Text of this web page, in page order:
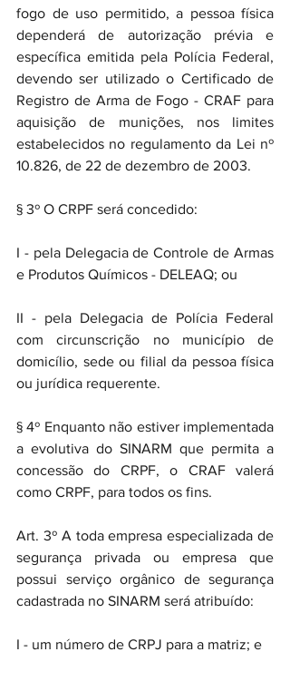
fogo de uso permitido, a pessoa física
dependerá de autorização prévia e
específica emitida pela Polícia Federal,
devendo ser utilizado o Certificado de
Registro de Arma de Fogo - CRAF para
aquisição de munições, nos limites
estabelecidos no regulamento da Lei nº
10.826, de 22 de dezembro de 2003.
§ 3º O CRPF será concedido:
I - pela Delegacia de Controle de Armas
e Produtos Químicos - DELEAQ; ou
II - pela Delegacia de Polícia Federal
com circunscrição no município de
domicílio, sede ou filial da pessoa física
ou jurídica requerente.
§ 4º Enquanto não estiver implementada
a evolutiva do SINARM que permita a
concessão do CRPF, o CRAF valerá
como CRPF, para todos os fins.
Art. 3º A toda empresa especializada de
segurança privada ou empresa que
possui serviço orgânico de segurança
cadastrada no SINARM será atribuído:
I - um número de CRPJ para a matriz; e